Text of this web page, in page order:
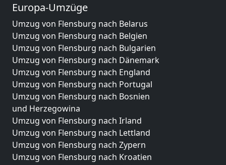
Europa-Umzüge
Umzug von Flensburg nach Belarus
Umzug von Flensburg nach Belgien
Umzug von Flensburg nach Bulgarien
Umzug von Flensburg nach Dänemark
Umzug von Flensburg nach England
Umzug von Flensburg nach Portugal
Umzug von Flensburg nach Bosnien
und Herzegowina
Umzug von Flensburg nach Irland
Umzug von Flensburg nach Lettland
Umzug von Flensburg nach Zypern
Umzug von Flensburg nach Kroatien